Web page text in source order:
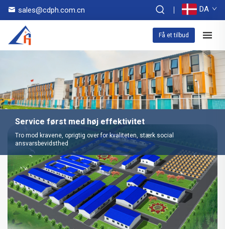
sales@cdph.com.cn DA
Få et tilbud
Service først med høj effektivitet
Tro mod kravene, oprigtig over for kvaliteten, stærk social
ansvarsbevidsthed